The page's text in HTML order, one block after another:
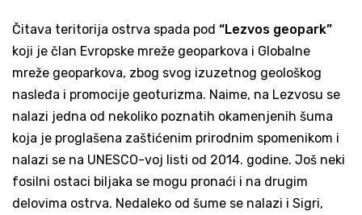
Čitava teritorija ostrva spada pod “Lezvos geopark”
koji je član Evropske mreže geoparkova i Globalne
mreže geoparkova, zbog svog izuzetnog geološkog
nasleđa i promocije geoturizma. Naime, na Lezvosu se
nalazi jedna od nekoliko poznatih okamenjenih šuma
koja je proglašena zaštićenim prirodnim spomenikom i
nalazi se na UNESCO-voj listi od 2014. godine. Još neki
fosilni ostaci biljaka se mogu pronaći i na drugim
delovima ostrva. Nedaleko od šume se nalazi i Sigri,